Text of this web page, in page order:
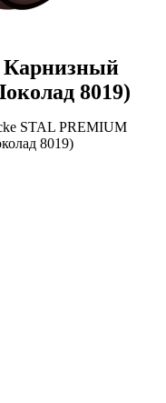
Карнизный
8019)
STAL PREMIUM
8019)